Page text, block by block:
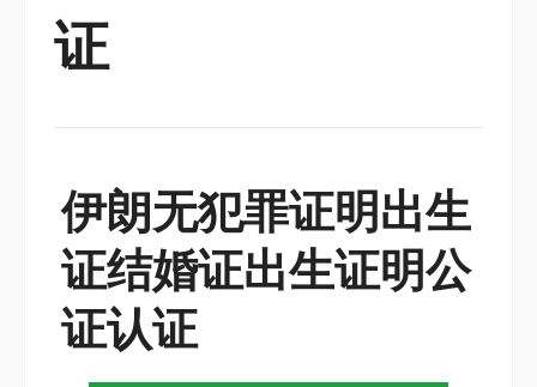
证
伊朗无犯罪证明出生
证结婚证出生证明公
证认证